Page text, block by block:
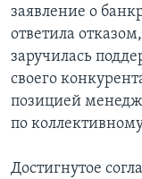
заявление о
ответила
заручилась
своего
позицией
по
Достигнутое